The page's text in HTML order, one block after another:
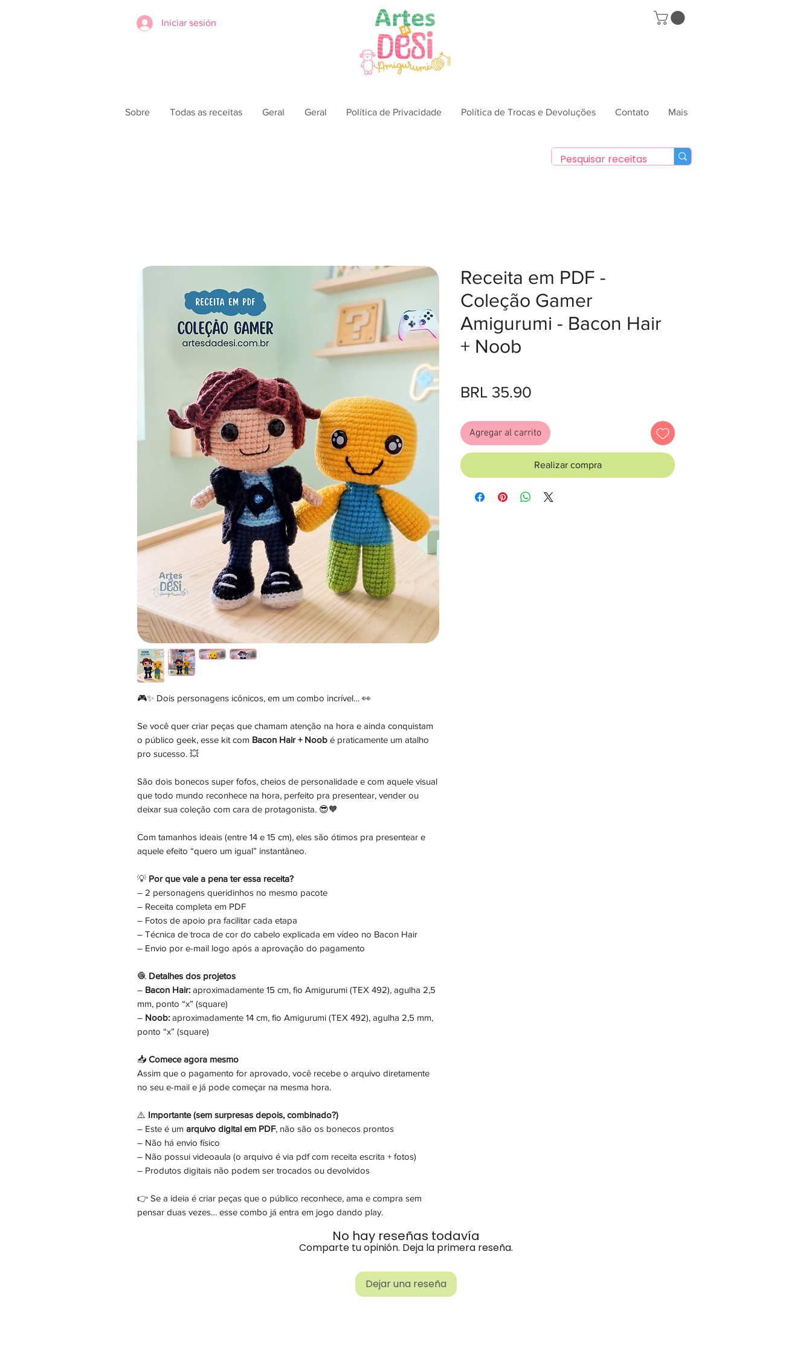
Iniciar sesión
Sobre Todas as receitas Geral Geral Política de Privacidade Política de Trocas e Devoluções Contato Mais
🎮✨ Dois personagens icônicos, em um combo incrível… 👀
Se você quer criar peças que chamam atenção na hora e ainda conquistam
o público geek, esse kit com Bacon Hair + Noob é praticamente um atalho
pro sucesso. 💥
São dois bonecos super fofos, cheios de personalidade e com aquele visual
que todo mundo reconhece na hora, perfeito pra presentear, vender ou
deixar sua coleção com cara de protagonista. 😎🧡
Com tamanhos ideais (entre 14 e 15 cm), eles são ótimos pra presentear e
aquele efeito “quero um igual” instantâneo.
💡 Por que vale a pena ter essa receita?
– 2 personagens queridinhos no mesmo pacote
– Receita completa em PDF
– Fotos de apoio pra facilitar cada etapa
– Técnica de troca de cor do cabelo explicada em vídeo no Bacon Hair
– Envio por e-mail logo após a aprovação do pagamento
🧶 Detalhes dos projetos
– Bacon Hair: aproximadamente 15 cm, fio Amigurumi (TEX 492), agulha 2,5
mm, ponto “x” (square)
– Noob: aproximadamente 14 cm, fio Amigurumi (TEX 492), agulha 2,5 mm,
ponto “x” (square)
📥 Comece agora mesmo
Assim que o pagamento for aprovado, você recebe o arquivo diretamente
no seu e-mail e já pode começar na mesma hora.
⚠️ Importante (sem surpresas depois, combinado?)
– Este é um arquivo digital em PDF, não são os bonecos prontos
– Não há envio físico
– Não possui videoaula (o arquivo é via pdf com receita escrita + fotos)
– Produtos digitais não podem ser trocados ou devolvidos
👉 Se a ideia é criar peças que o público reconhece, ama e compra sem
pensar duas vezes… esse combo já entra em jogo dando play.
Receita em PDF -
Coleção Gamer
Amigurumi - Bacon Hair
+ Noob
BRL 35.90
Agregar al carrito
Realizar compra
No hay reseñas todavía
Comparte tu opinión. Deja la primera reseña.
Dejar una reseña